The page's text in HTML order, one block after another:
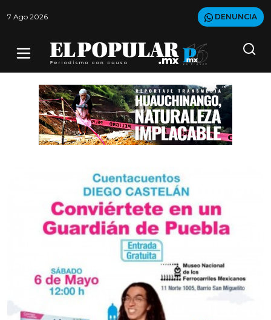
7 Ago 2026 DENUNCIA